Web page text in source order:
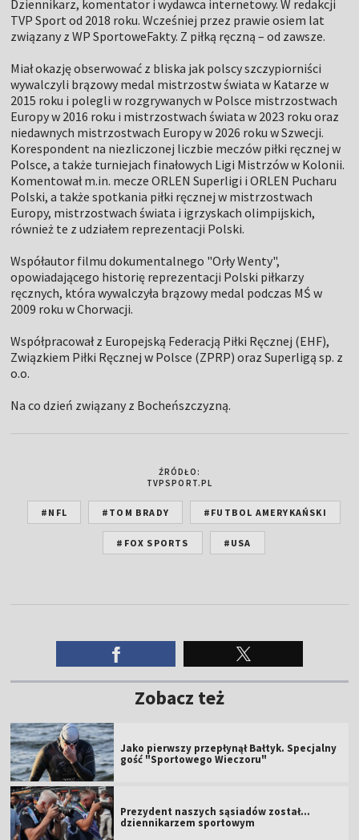
Dziennikarz, komentator i wydawca internetowy. W redakcji
TVP Sport od 2018 roku. Wcześniej przez prawie osiem lat
związany z WP SportoweFakty. Z piłką ręczną – od zawsze.
Miał okazję obserwować z bliska jak polscy szczypiorniści
wywalczyli brązowy medal mistrzostw świata w Katarze w
2015 roku i polegli w rozgrywanych w Polsce mistrzostwach
Europy w 2016 roku i mistrzostwach świata w 2023 roku oraz
niedawnych mistrzostwach Europy w 2026 roku w Szwecji.
Korespondent na niezliczonej liczbie meczów piłki ręcznej w
Polsce, a także turniejach finałowych Ligi Mistrzów w Kolonii.
Komentował m.in. mecze ORLEN Superligi i ORLEN Pucharu
Polski, a także spotkania piłki ręcznej w mistrzostwach
Europy, mistrzostwach świata i igrzyskach olimpijskich,
również te z udziałem reprezentacji Polski.
Współautor filmu dokumentalnego "Orły Wenty",
opowiadającego historię reprezentacji Polski piłkarzy
ręcznych, która wywalczyła brązowy medal podczas MŚ w
2009 roku w Chorwacji.
Współpracował z Europejską Federacją Piłki Ręcznej (EHF),
Związkiem Piłki Ręcznej w Polsce (ZPRP) oraz Superligą sp. z
o.o.
Na co dzień związany z Bocheńszczyzną.
ŹRÓDŁO:
TVPSPORT.PL
#NFL #TOM BRADY #FUTBOL AMERYKAŃSKI
#FOX SPORTS #USA
Zobacz też
Jako pierwszy przepłynął Bałtyk. Specjalny
gość "Sportowego Wieczoru"
Prezydent naszych sąsiadów został...
dziennikarzem sportowym